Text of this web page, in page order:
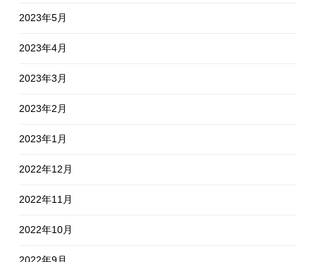
2023年5月
2023年4月
2023年3月
2023年2月
2023年1月
2022年12月
2022年11月
2022年10月